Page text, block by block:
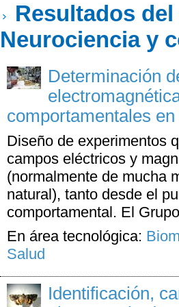
Resultados
Neurociencia y
Determinación
comportamentales
Diseño de experimentos
campos eléctricos y
(normalmente de mucha
natural), tanto desde el
comportamental. El
En área tecnológica:
Salud
Identificación,